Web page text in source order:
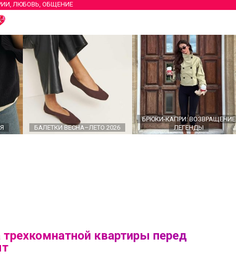
ЛЮБОВЬ, ОБЩЕНИЕ
БАЛЕТКИ ВЕСНА–ЛЕТО 2026
БРЮКИ-КАПРИ: ВОЗВРАЩЕНИЕ
ЛЕГЕНДЫ
трехкомнатной квартиры перед